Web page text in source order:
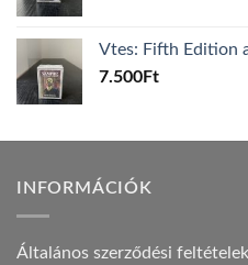
Vtes: Fifth Edition
7.500Ft
INFORMÁCIÓK
Általános szerződési feltételek